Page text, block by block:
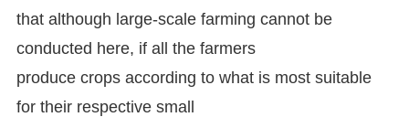
that although large-scale farming cannot be
conducted here, if all the farmers
produce crops according to what is most suitable
for their respective small